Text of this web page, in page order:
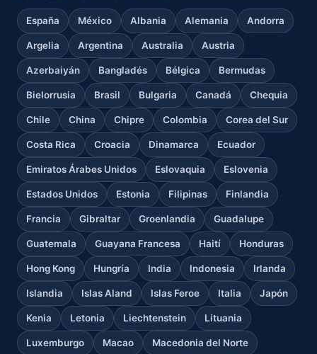
España México Albania Alemania Andorra
Argelia Argentina Australia Austria
Azerbaiyán Bangladés Bélgica Bermudas
Bielorrusia Brasil Bulgaria Canadá Chequia
Chile China Chipre Colombia Corea del Sur
Costa Rica Croacia Dinamarca Ecuador
Emiratos Árabes Unidos Eslovaquia Eslovenia
Estados Unidos Estonia Filipinas Finlandia
Francia Gibraltar Groenlandia Guadalupe
Guatemala Guayana Francesa Haití Honduras
Hong Kong Hungría India Indonesia Irlanda
Islandia Islas Aland Islas Feroe Italia Japón
Kenia Letonia Liechtenstein Lituania
Luxemburgo Macao Macedonia del Norte